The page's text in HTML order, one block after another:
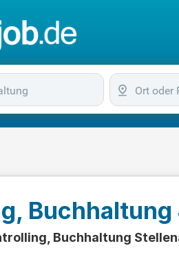
Buchhaltung
Buchhaltung